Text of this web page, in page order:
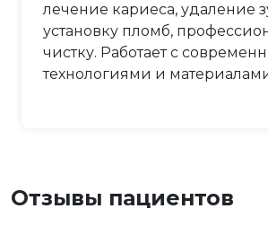
лечение кариеса, удаление
установку пломб,
чистку. Работает с
технологиями и
Отзывы пациентов